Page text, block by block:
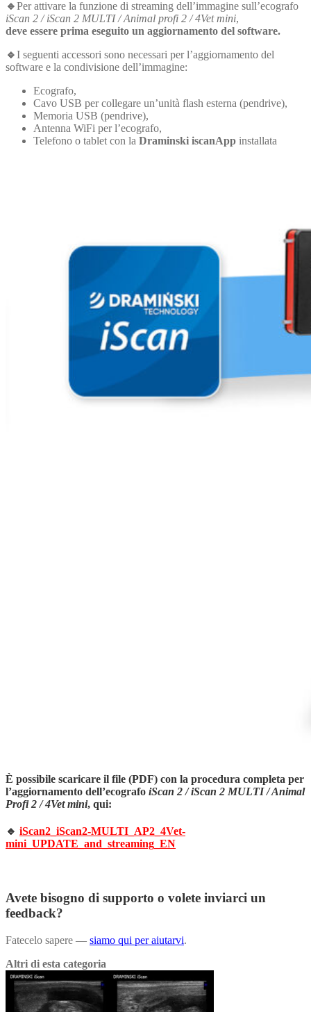
🔹Per attivare la funzione di streaming dell’immagine sull’ecografo
iScan 2 / iScan 2 MULTI / Animal profi 2 / 4Vet mini,
deve essere prima eseguito un aggiornamento del software.
🔹I seguenti accessori sono necessari per l’aggiornamento del
software e la condivisione dell’immagine:
Ecografo,
Cavo USB per collegare un’unità flash esterna (pendrive),
Memoria USB (pendrive),
Antenna WiFi per l’ecografo,
Telefono o tablet con la Draminski iscanApp installata
È possibile scaricare il file (PDF) con la procedura completa per
l’aggiornamento dell’ecografo iScan 2 / iScan 2 MULTI / Animal
Profi 2 / 4Vet mini, qui:
🔹 iScan2_iScan2-MULTI_AP2_4Vet-
mini_UPDATE_and_streaming_EN
Avete bisogno di supporto o volete inviarci un
feedback?
Fatecelo sapere — siamo qui per aiutarvi.
Altri di esta categoria